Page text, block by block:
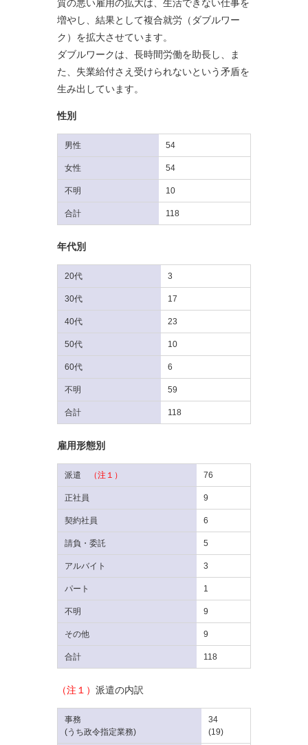
増やし、結果として複合就労（ダブルワー
ク）を拡大させています。
ダブルワークは、長時間労働を助長し、ま
た、失業給付さえ受けられないという矛盾を
生み出しています。
性別
男性 54
女性 54
不明 10
合計 118
年代別
20代 3
30代 17
40代 23
50代 10
60代 6
不明 59
合計 118
雇用形態別
派遣 （注１） 76
正社員 9
契約社員 6
請負・委託 5
アルバイト 3
パート 1
不明 9
その他 9
合計 118
（注１） 派遣の内訳
事務
(うち政令指定業務)
34
(19)